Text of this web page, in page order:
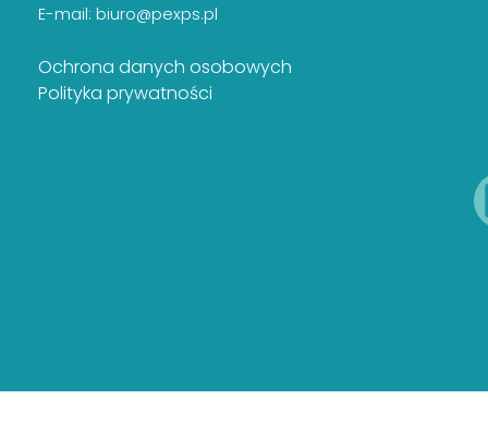
E-mail: biuro@pexps.pl
Ochrona danych osobowych
Polityka prywatności